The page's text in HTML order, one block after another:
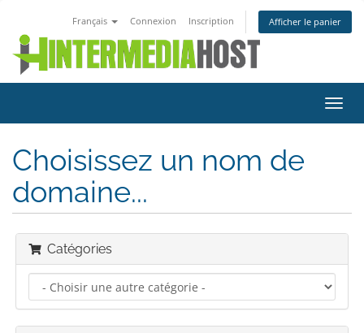
Français Connexion Inscription Afficher le panier
la
Choisissez un nom de
domaine...
Catégories